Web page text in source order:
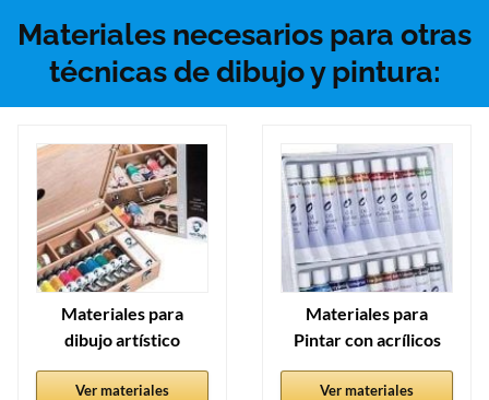
Materiales necesarios para otras
técnicas de dibujo y pintura:
Materiales para
dibujo artístico
Ver materiales
Materiales para
Pintar con acrílicos
Ver materiales